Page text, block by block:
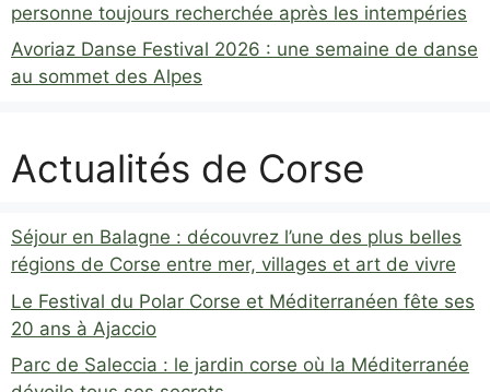
personne toujours recherchée après les intempéries
Avoriaz Danse Festival 2026 : une semaine de danse
au sommet des Alpes
Actualités de Corse
Séjour en Balagne : découvrez l’une des plus belles
régions de Corse entre mer, villages et art de vivre
Le Festival du Polar Corse et Méditerranéen fête ses
20 ans à Ajaccio
Parc de Saleccia : le jardin corse où la Méditerranée